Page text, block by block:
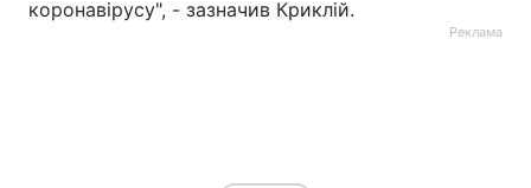
коронавірусу", - зазначив Криклій.
Реклама